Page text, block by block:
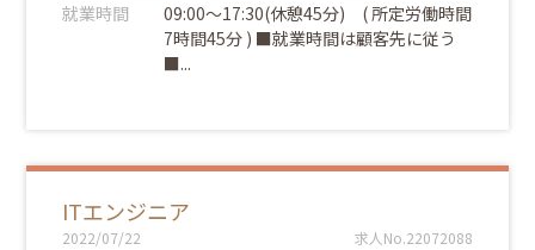
就業時間
09:00～17:30(休憩45分) ( 所定労働時間
7時間45分 ) ■就業時間は顧客先に従う
■...
ITエンジニア
2022/07/22 求人No.22072088